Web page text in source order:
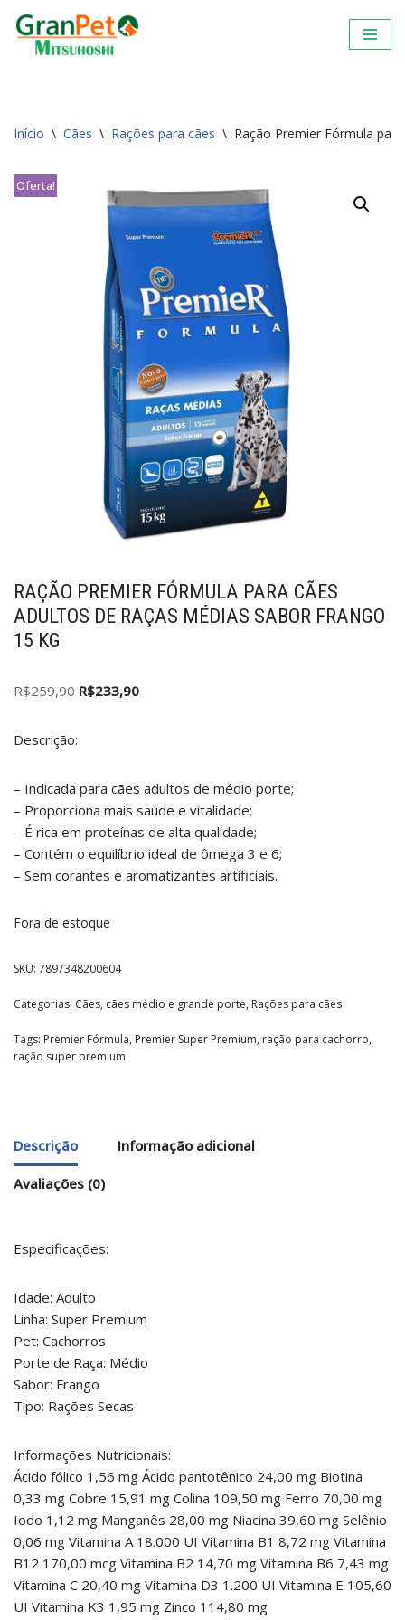
Pular
Início \ Cães \ Rações para cães \ Ração Premier Fórmula
Oferta!
RAÇÃO PREMIER FÓRMULA PARA CÃES
ADULTOS DE RAÇAS MÉDIAS SABOR FRANGO
15 KG
R$259,90 R$233,90
Descrição:
– Indicada para cães adultos de médio porte;
– Proporciona mais saúde e vitalidade;
– É rica em proteínas de alta qualidade;
– Contém o equilíbrio ideal de ômega 3 e 6;
– Sem corantes e aromatizantes artificiais.
Fora de estoque
SKU: 7897348200604
Categorias: Cães, cães médio e grande porte, Rações para cães
Tags: Premier Fórmula, Premier Super Premium, ração para cachorro,
ração super premium
Descrição Informação adicional
Avaliações (0)
Especificações:
Idade: Adulto
Linha: Super Premium
Pet: Cachorros
Porte de Raça: Médio
Sabor: Frango
Tipo: Rações Secas
Informações Nutricionais:
Ácido fólico 1,56 mg Ácido pantotênico 24,00 mg Biotina
0,33 mg Cobre 15,91 mg Colina 109,50 mg Ferro 70,00 mg
Iodo 1,12 mg Manganês 28,00 mg Niacina 39,60 mg Selênio
0,06 mg Vitamina A 18.000 UI Vitamina B1 8,72 mg Vitamina
B12 170,00 mcg Vitamina B2 14,70 mg Vitamina B6 7,43 mg
Vitamina C 20,40 mg Vitamina D3 1.200 UI Vitamina E 105,60
UI Vitamina K3 1,95 mg Zinco 114,80 mg